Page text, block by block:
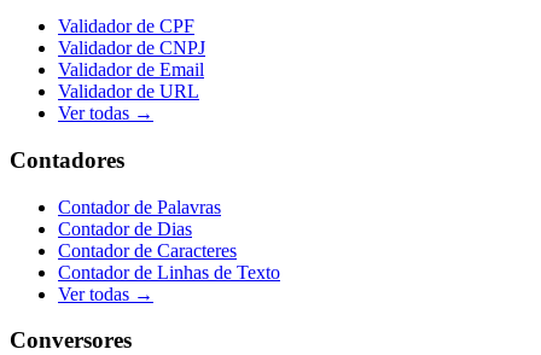
Validador de CPF
Validador de CNPJ
Validador de Email
Validador de URL
Ver todas →
Contadores
Contador de Palavras
Contador de Dias
Contador de Caracteres
Contador de Linhas de Texto
Ver todas →
Conversores